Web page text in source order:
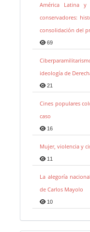
América Latina
conservadores:
consolidación del
69
ideología de
21
Cines populares
caso
16
Mujer, violencia y
11
La alegoría
de Carlos Mayolo
10